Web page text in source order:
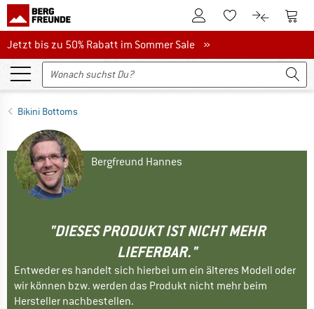
Zum KundenkontoZum Merkzettel.
Zum Zum
Jetzt bis zu 50% Rabatt im Sommer Sale
Jetzt bis zu 50% Rabatt im Sommer Sale »
Bikini Bottoms
Bergfreund Hannes
"DIESES PRODUKT IST NICHT MEHR
LIEFERBAR."
Entweder es handelt sich hierbei um ein älteres Modell oder
wir können bzw. werden das Produkt nicht mehr beim
Hersteller nachbestellen.